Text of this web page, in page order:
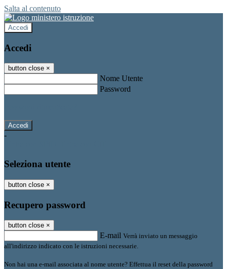
Salta al contenuto
Accedi
Accedi
button close ×
Nome Utente
Password
-
Seleziona utente
button close ×
Recupero password
button close ×
E-mail Verrà inviato un messaggio
all'indirizzo indicato con le istruzioni necessarie.
Non hai una e-mail associata al nome utente? Effettua il reset della password